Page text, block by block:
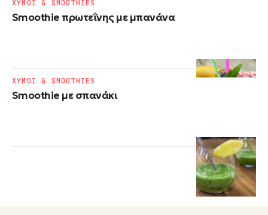
Smoothie πρωτεΐνης με μπανάνα
ΧΥΜΟΙ & SMOOTHIES
Smoothie με σπανάκι
ΧΥΜΟΙ & SMOOTHIES